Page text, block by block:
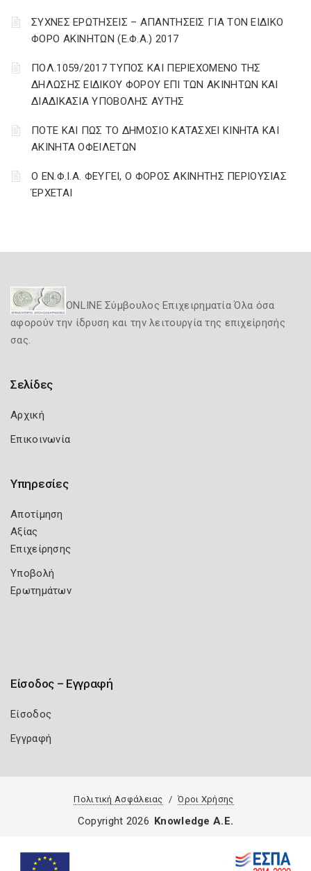
ΣΥΧΝΕΣ ΕΡΩΤΗΣΕΙΣ – ΑΠΑΝΤΗΣΕΙΣ ΓΙΑ ΤΟΝ ΕΙΔΙΚΟ
ΦΟΡΟ ΑΚΙΝΗΤΩΝ (Ε.Φ.Α.) 2017
ΠΟΛ.1059/2017 ΤΥΠΟΣ ΚΑΙ ΠΕΡΙΕΧΟΜΕΝΟ ΤΗΣ
ΔΗΛΩΣΗΣ ΕΙΔΙΚΟΥ ΦΟΡΟΥ ΕΠΙ ΤΩΝ ΑΚΙΝΗΤΩΝ ΚΑΙ
ΔΙΑΔΙΚΑΣΙΑ ΥΠΟΒΟΛΗΣ ΑΥΤΗΣ
ΠΟΤΕ ΚΑΙ ΠΩΣ ΤΟ ΔΗΜΟΣΙΟ ΚΑΤΑΣΧΕΙ ΚΙΝΗΤΑ ΚΑΙ
ΑΚΙΝΗΤΑ ΟΦΕΙΛΕΤΩΝ
Ο ΕΝ.Φ.Ι.Α. ΦΕΥΓΕΙ, Ο ΦΟΡΟΣ ΑΚΙΝΗΤΗΣ ΠΕΡΙΟΥΣΙΑΣ
ΈΡΧΕΤΑΙ
ONLINE Σύμβουλος Επιχειρηματία Όλα όσα
αφορούν την ίδρυση και την λειτουργία της επιχείρησής
σας.
Σελίδες
Αρχική
Επικοινωνία
Υπηρεσίες
Αποτίμηση
Αξίας
Επιχείρησης
Υποβολή
Ερωτημάτων
Είσοδος – Εγγραφή
Είσοδος
Εγγραφή
Πολιτική Ασφάλειας Όροι Χρήσης
Copyright 2026 Knowledge A.E.